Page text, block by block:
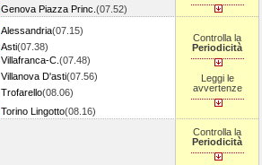
Genova Piazza Princ. (07.52)
Alessandria(07.15)
Asti(07.38)
Villafranca-C. (07.48)
Villanova D'asti(07.56)
Trofarello(08.06)
Torino Lingotto(08.16)
Controlla la
Periodicità
Leggi le
avvertenze
Controlla la
Periodicità